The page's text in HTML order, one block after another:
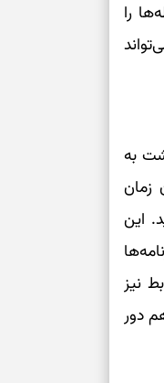
را
به
زمان
این
نیز
دور